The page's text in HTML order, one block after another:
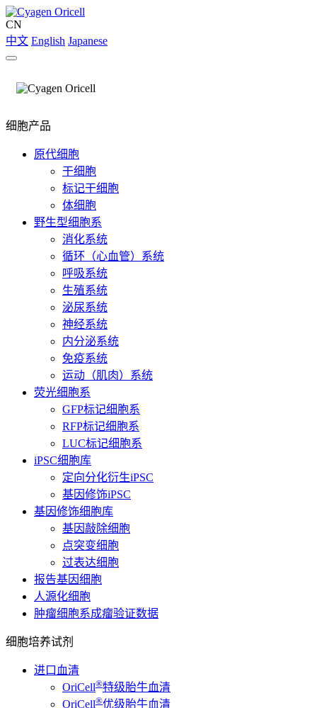
CN
中文 English Japanese
细胞产品
原代细胞
干细胞
标记干细胞
体细胞
野生型细胞系
消化系统
循环（心血管）系统
呼吸系统
生殖系统
泌尿系统
神经系统
内分泌系统
免疫系统
运动（肌肉）系统
荧光细胞系
GFP标记细胞系
RFP标记细胞系
LUC标记细胞系
iPSC细胞库
定向分化衍生iPSC
基因修饰iPSC
基因修饰细胞库
基因敲除细胞
点突变细胞
过表达细胞
报告基因细胞
人源化细胞
肿瘤细胞系成瘤验证数据
细胞培养试剂
进口血清
OriCell®特级胎牛血清
OriCell®优级胎牛血清